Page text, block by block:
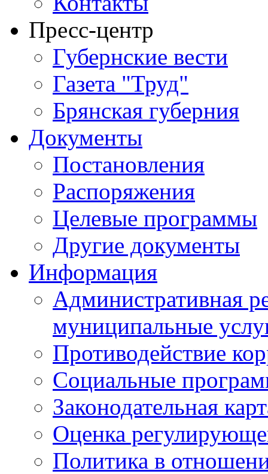
Пресс-центр
Губернские вести
Газета "Труд"
Брянская губерния
Документы
Постановления
Распоряжения
Целевые программы
Другие документы
Информация
Административная
муниципальные
Противодействие
Социальные
Законодательная
Оценка
Политика в